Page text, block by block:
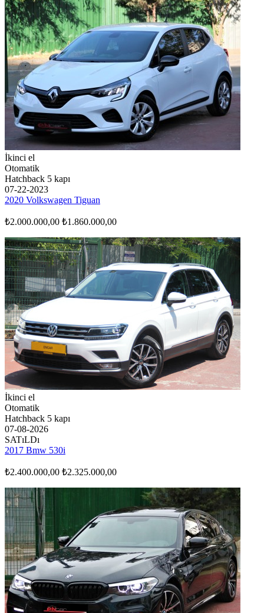
İkinci el
Otomatik
Hatchback 5 kapı
07-22-2023
2020 Volkswagen Tiguan
₺2.000.000,00 ₺1.860.000,00
İkinci el
Otomatik
Hatchback 5 kapı
07-08-2026
SATıLDı
2017 Bmw 530i
₺2.400.000,00 ₺2.325.000,00